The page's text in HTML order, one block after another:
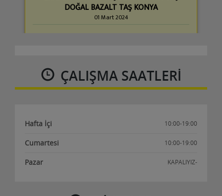
Erni granit küp taş begonit küp taş Bazalt küptaş
Detaylar
ÇALIŞMA SAATLERI
Hafta İçi 10:00-19:00
Cumartesi 10:00-19:00
Pazar KAPALIYIZ-